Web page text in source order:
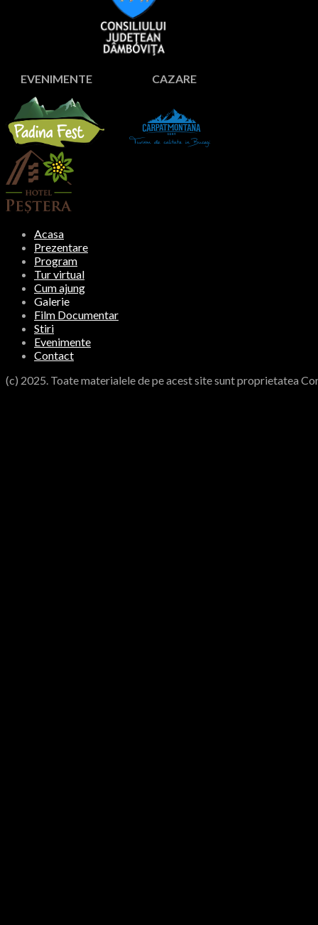
EVENIMENTE CAZARE
Acasa
Prezentare
Program
Tur virtual
Cum ajung
Galerie
Film Documentar
Stiri
Evenimente
Contact
(c) 2025. Toate materialele de pe acest site sunt proprietatea